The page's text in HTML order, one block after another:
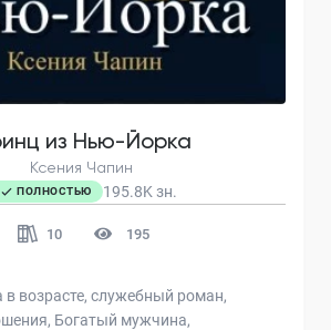
из Нью-Йорка
Ксения Чапин
ПОЛНОСТЬЮ 195.8K зн.
10 195
в возрасте служебный роман
Богатый мужчина